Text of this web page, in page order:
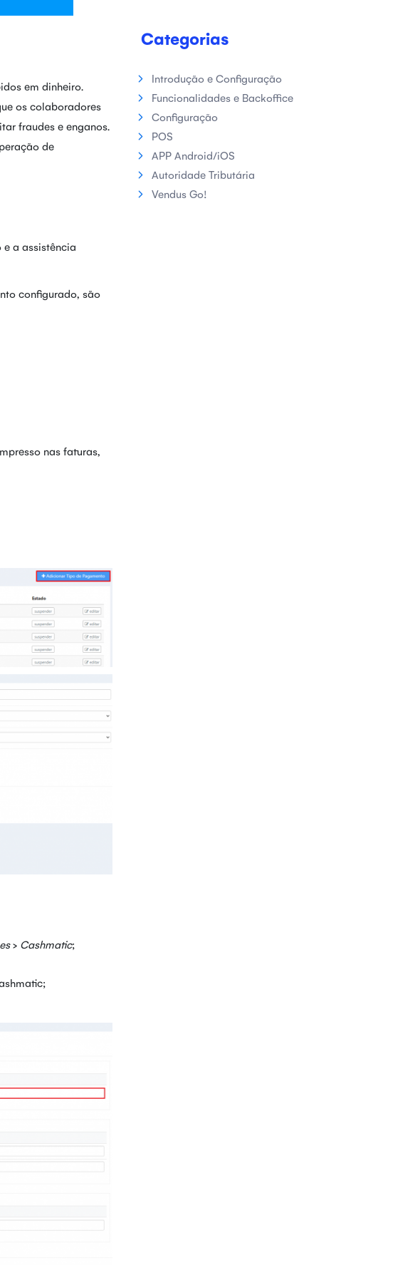
em dinheiro.
os colaboradores
fraudes e enganos.
de
a assistência
configurado, são
nas faturas,
> Cashmatic;
Categorias
Introdução e Configuração
Funcionalidades e Backoffice
Configuração
POS
APP Android/iOS
Autoridade Tributária
Vendus Go!